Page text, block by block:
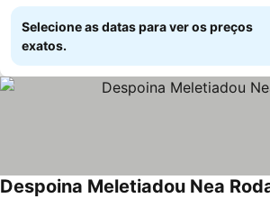
Selecione as datas para ver os preços
exatos.
Despoina Meletiadou Nea